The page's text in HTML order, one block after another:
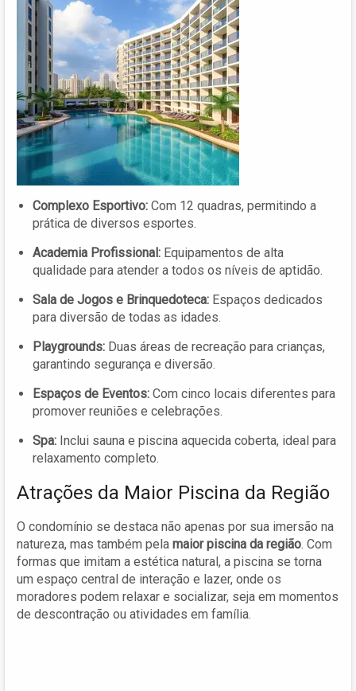
Complexo Esportivo: Com 12 quadras, permitindo a
prática de diversos esportes.
Academia Profissional: Equipamentos de alta
qualidade para atender a todos os níveis de aptidão.
Sala de Jogos e Brinquedoteca: Espaços dedicados
para diversão de todas as idades.
Playgrounds: Duas áreas de recreação para crianças,
garantindo segurança e diversão.
Espaços de Eventos: Com cinco locais diferentes para
promover reuniões e celebrações.
Spa: Inclui sauna e piscina aquecida coberta, ideal para
relaxamento completo.
Atrações da Maior Piscina da Região
O condomínio se destaca não apenas por sua imersão na
natureza, mas também pela maior piscina da região. Com
formas que imitam a estética natural, a piscina se torna
um espaço central de interação e lazer, onde os
moradores podem relaxar e socializar, seja em momentos
de descontração ou atividades em família.